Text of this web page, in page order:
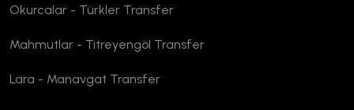
Okurcalar - Türkler Transfer
Mahmutlar - Titreyengöl Transfer
Lara - Manavgat Transfer